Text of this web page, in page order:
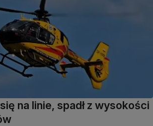
na linie, spadł z wysokości